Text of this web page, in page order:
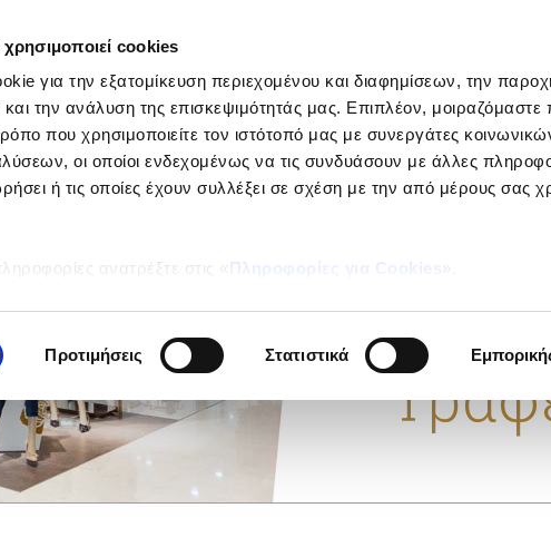
cookies
για την εξατομίκευση περιεχομένου και διαφημίσεων, την
την ανάλυση της επισκεψιμότητάς μας. Επιπλέον, μοιραζόμαστε
που χρησιμοποιείτε τον ιστότοπό μας με συνεργάτες
οι οποίοι ενδεχομένως να τις συνδυάσουν με άλλες
ή τις οποίες έχουν συλλέξει σε σχέση με την από μέρους σας
ανατρέξτε στις « Πληροφορίες για Cookies ».
Προτιμήσεις Στατιστικά
Ιδιώτες
ΑΣΦΑΛΕΙΑ